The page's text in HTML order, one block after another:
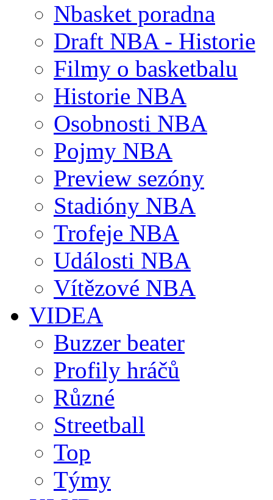
Nbasket poradna
Draft NBA - Historie
Filmy o basketbalu
Historie NBA
Osobnosti NBA
Pojmy NBA
Preview sezóny
Stadióny NBA
Trofeje NBA
Události NBA
Vítězové NBA
VIDEA
Buzzer beater
Profily hráčů
Různé
Streetball
Top
Týmy